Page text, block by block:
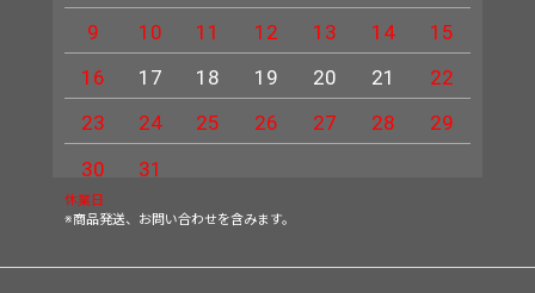
9
10 11 12 13 14
15
16
17 18 19 20 21
22
23
24 25 26 27 28
29
30
31
休業日
※商品発送、お問い合わせを含みます。